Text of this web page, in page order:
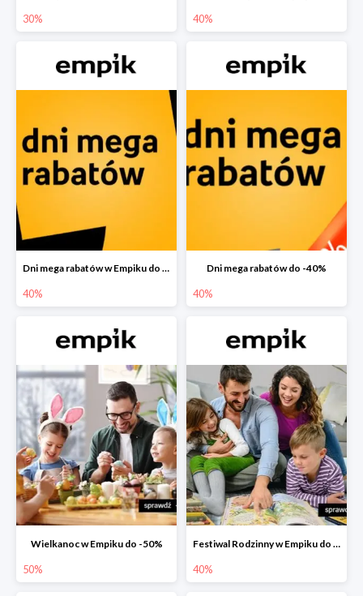
30% 40%
Dni mega rabatów w Empiku do -40%
40%
Dni mega rabatów do -40%
40%
Wielkanoc w Empiku do -50%
50%
Festiwal Rodzinny w Empiku do -40%
40%